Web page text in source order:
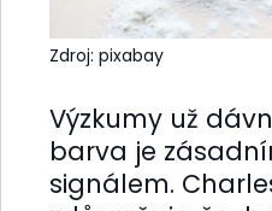
Zdroj: pixabay
Výzkumy už
barva je
signálem.